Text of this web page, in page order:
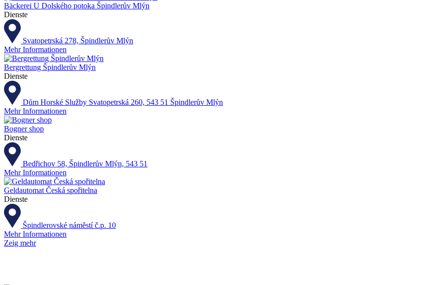
Bäckerei U Dolského potoka Špindlerův Mlýn
Dienste
Svatopetrská 278, Špindlerův Mlýn
Mehr Informationen
Bergrettung Špindlerův Mlýn
Dienste
Dům Horské Služby Svatopetrská 260, 543 51 Špindlerův Mlýn
Mehr Informationen
Bogner shop
Dienste
Bedřichov 58, Špindlerův Mlýn, 543 51
Mehr Informationen
Geldautomat Česká spořitelna
Dienste
Špindlerovské náměstí č.p. 10
Mehr Informationen
Zeig mehr